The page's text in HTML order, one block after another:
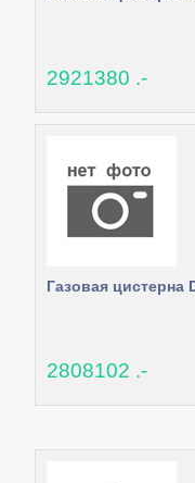
2921380 .-
Газовая цистерна
2808102 .-